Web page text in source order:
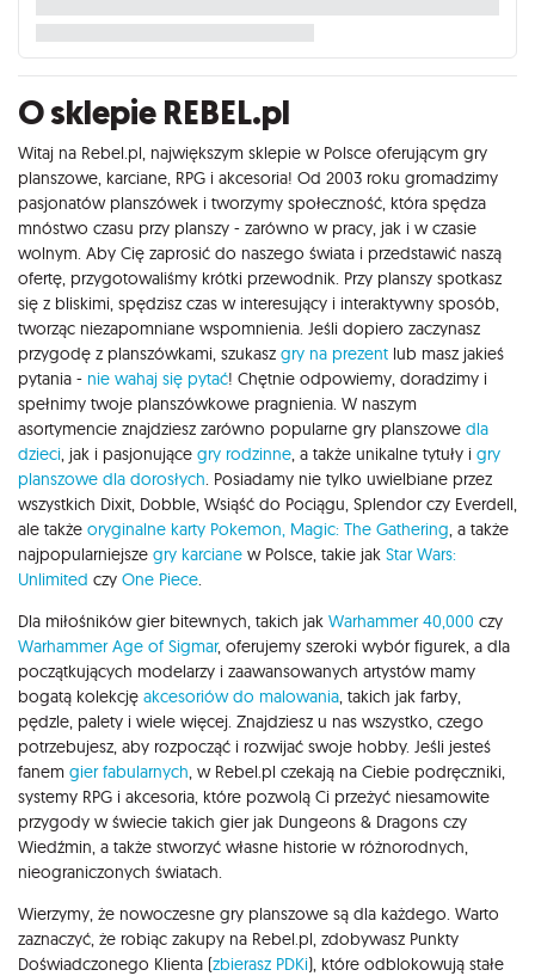
O sklepie REBEL.pl
Witaj na Rebel.pl, największym sklepie w Polsce oferującym gry
planszowe, karciane, RPG i akcesoria! Od 2003 roku gromadzimy
pasjonatów planszówek i tworzymy społeczność, która spędza
mnóstwo czasu przy planszy - zarówno w pracy, jak i w czasie
wolnym. Aby Cię zaprosić do naszego świata i przedstawić naszą
ofertę, przygotowaliśmy krótki przewodnik. Przy planszy spotkasz
się z bliskimi, spędzisz czas w interesujący i interaktywny sposób,
tworząc niezapomniane wspomnienia. Jeśli dopiero zaczynasz
przygodę z planszówkami, szukasz gry na prezent lub masz jakieś
pytania - nie wahaj się pytać! Chętnie odpowiemy, doradzimy i
spełnimy twoje planszówkowe pragnienia. W naszym
asortymencie znajdziesz zarówno popularne gry planszowe dla
dzieci , jak i pasjonujące gry rodzinne , a także unikalne tytuły i gry
planszowe dla dorosłych . Posiadamy nie tylko uwielbiane przez
wszystkich Dixit, Dobble, Wsiąść do Pociągu, Splendor czy Everdell,
ale także oryginalne karty Pokemon, Magic: The Gathering , a także
najpopularniejsze gry karciane w Polsce, takie jak Star Wars:
Unlimited czy One Piece
Dla miłośników gier bitewnych, takich jak Warhammer 40,000 czy
Warhammer Age of Sigmar, oferujemy szeroki wybór figurek, a dla
początkujących modelarzy i zaawansowanych artystów mamy
bogatą kolekcję akcesoriów do malowania , takich jak farby,
pędzle, palety i wiele więcej. Znajdziesz u nas wszystko, czego
potrzebujesz, aby rozpocząć i rozwijać swoje hobby. Jeśli jesteś
fanem gier fabularnych , w Rebel.pl czekają na Ciebie podręczniki,
systemy RPG i akcesoria, które pozwolą Ci przeżyć niesamowite
przygody w świecie takich gier jak Dungeons & Dragons czy
Wiedźmin, a także stworzyć własne historie w różnorodnych,
nieograniczonych światach.
Wierzymy, że nowoczesne gry planszowe są dla każdego. Warto
zaznaczyć, że robiąc zakupy na Rebel.pl, zdobywasz Punkty
Doświadczonego Klienta (zbierasz PDKi), które odblokowują stałe